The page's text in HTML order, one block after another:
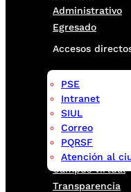
Administrativo
Egresado
Accesos
PSE
Intranet
SIUL
Correo
PQRSF
Atención al
Campus virtual
Transparencia